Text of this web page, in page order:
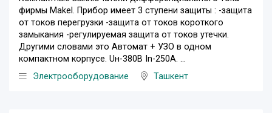
фирмы Makel. Прибор имеет 3 ступени защиты : -защита
от токов перегрузки -защита от токов короткого
замыкания -регулируемая защита от токов утечки.
Другими словами это Автомат + УЗО в одном
компактном корпусе. Uн-380В In-250А. ...
Электрооборудование
Ташкент